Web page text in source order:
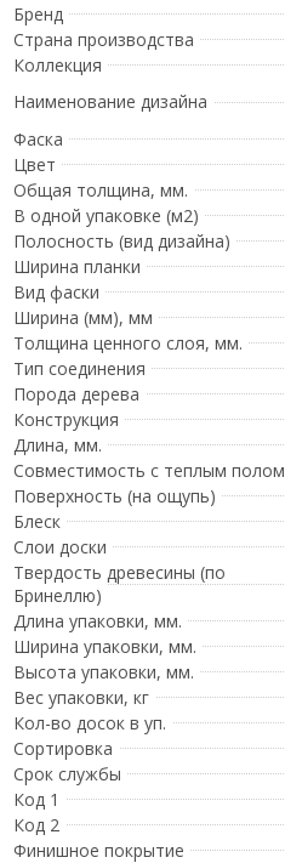
Бренд
Страна производства
Коллекция
Наименование дизайна
Фаска
Цвет
Общая толщина, мм.
В одной упаковке (м2)
Полосность (вид дизайна)
Ширина планки
Вид фаски
Ширина (мм), мм
Толщина ценного слоя, мм.
Тип соединения
Порода дерева
Конструкция
Длина, мм.
Совместимость с теплым полом
Поверхность (на ощупь)
Блеск
Слои доски
Твердость древесины (по
Бринеллю)
Длина упаковки, мм.
Ширина упаковки, мм.
Высота упаковки, мм.
Вес упаковки, кг
Кол-во досок в уп.
Сортировка
Срок службы
Код 1
Код 2
Финишное покрытие